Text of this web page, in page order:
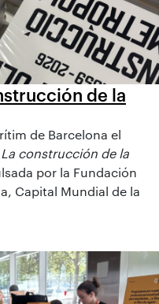
de la
de Barcelona el
La construcción de la
por la Fundación
Capital Mundial de la